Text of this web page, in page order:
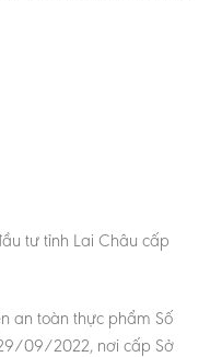
tư tỉnh Lai Châu cấp
an toàn thực phẩm Số
09/2022, nơi cấp Sở